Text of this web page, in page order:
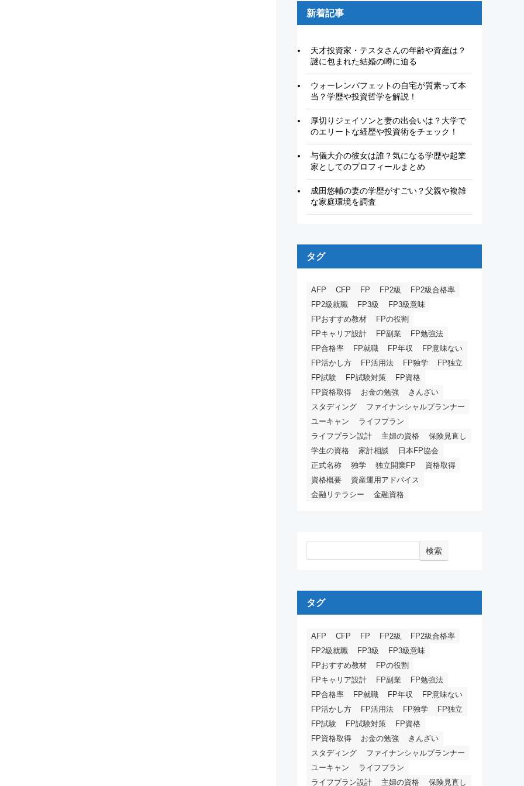
新着記事
天才投資家・テスタさんの年齢や資産は？
謎に包まれた結婚の噂に迫る
ウォーレンバフェットの自宅が質素って本
当？学歴や投資哲学を解説！
厚切りジェイソンと妻の出会いは？大学で
のエリートな経歴や投資術をチェック！
与儀大介の彼女は誰？気になる学歴や起業
家としてのプロフィールまとめ
成田悠輔の妻の学歴がすごい？父親や複雑
な家庭環境を調査
タグ
AFP CFP FP FP2級
FP2級合格率
FP2級就職
FP3級
FP3級意味
FPおすすめ教材
FPの役割
FPキャリア設計
FP副業
FP勉強法
FP合格率
FP就職 FP年収
FP意味ない
FP活かし方
FP活用法 FP独学
FP独立
FP試験
FP試験対策
FP資格
FP資格取得
お金の勉強
きんざい
スタディング
ファイナンシャルプランナー
ユーキャン
ライフプラン
ライフプラン設計
主婦の資格
保険見直し
学生の資格
家計相談
日本FP協会
正式名称
独学 独立開業FP
資格取得
資格概要
資産運用アドバイス
金融リテラシー
金融資格
検索
タグ
AFP CFP FP FP2級
FP2級合格率
FP2級就職
FP3級
FP3級意味
FPおすすめ教材
FPの役割
FPキャリア設計
FP副業
FP勉強法
FP合格率
FP就職 FP年収
FP意味ない
FP活かし方
FP活用法 FP独学
FP独立
FP試験
FP試験対策
FP資格
FP資格取得
お金の勉強
きんざい
スタディング
ファイナンシャルプランナー
ユーキャン
ライフプラン
ライフプラン設計
主婦の資格 保険見直し